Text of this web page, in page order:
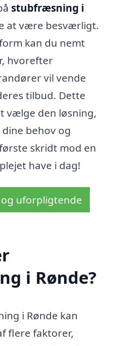
stubfræsning i
at være besværligt.
kan du nemt
hvorefter
vil vende
tilbud. Dette
vælge den løsning,
behov og
skridt mod en
have i dag!
uforpligtende
i Rønde?
i Rønde kan
flere faktorer,